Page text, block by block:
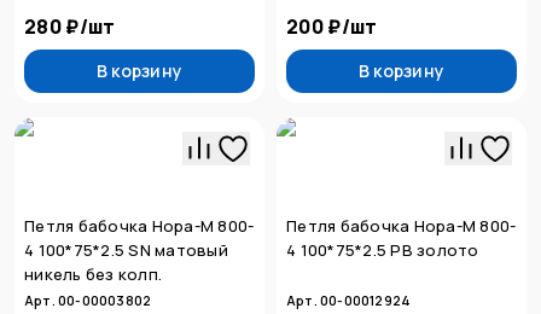
280 ₽/шт
В корзину
200 ₽/шт
В корзину
Петля бабочка Нора-М 800-
4 100*75*2.5 SN матовый
никель без колп.
Арт. 00-00003802
Петля бабочка Нора-М 800-
4 100*75*2.5 PB золото
Арт. 00-00012924